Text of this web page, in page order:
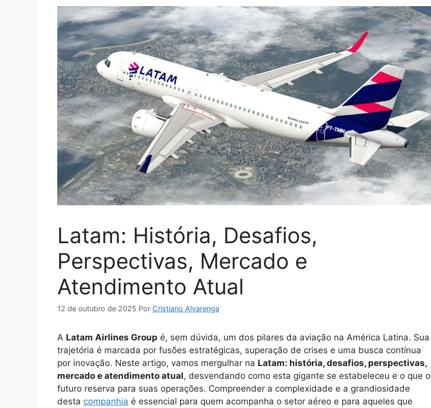
Latam: História, Desafios,
Perspectivas, Mercado e
Atendimento Atual
12 de outubro de 2025 Por Cristiano Alvarenga
A Latam Airlines Group é, sem dúvida, um dos pilares da aviação na América Latina. Sua
trajetória é marcada por fusões estratégicas, superação de crises e uma busca contínua
por inovação. Neste artigo, vamos mergulhar na Latam: história, desafios, perspectivas,
mercado e atendimento atual, desvendando como esta gigante se estabeleceu e o que o
futuro reserva para suas operações. Compreender a complexidade e a grandiosidade
desta companhia é essencial para quem acompanha o setor aéreo e para aqueles que